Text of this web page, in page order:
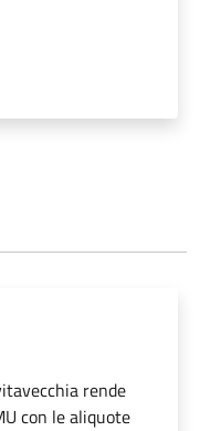
rende
con le aliquote